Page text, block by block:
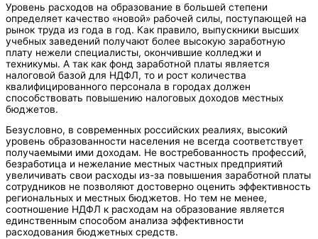
Уровень расходов на образование в большей степени
определяет качество «новой» рабочей силы, поступающей на
рынок труда из года в год. Как правило, выпускники высших
учебных заведений получают более высокую заработную
плату нежели специалисты, окончившие колледжи и
техникумы. А так как фонд заработной платы является
налоговой базой для НДФЛ, то и рост количества
квалифицированного персонала в городах должен
способствовать повышению налоговых доходов местных
бюджетов.
Безусловно, в современных российских реалиях, высокий
уровень образованности населения не всегда соответствует
получаемыми ими доходам. Не востребованность профессий,
безработица и нежелание местных частных предприятий
увеличивать свои расходы из-за повышения заработной платы
сотрудников не позволяют достоверно оценить эффективность
региональных и местных бюджетов. Но тем не менее,
соотношение НДФЛ к расходам на образование является
единственным способом анализа эффективности
расходования бюджетных средств.